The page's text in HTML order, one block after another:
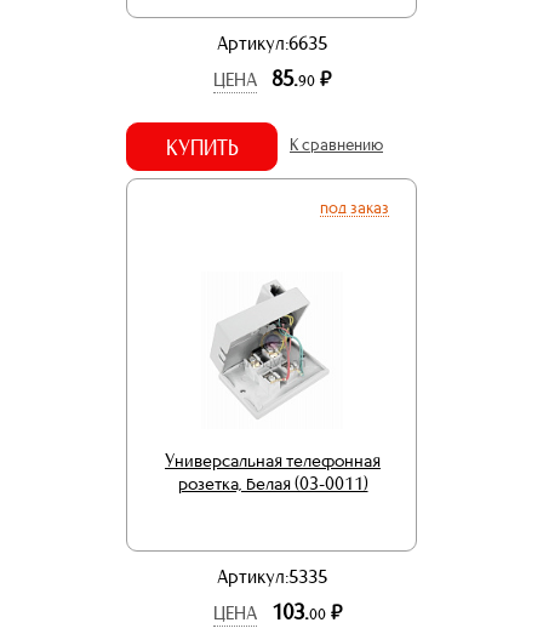
Артикул:6635
ЦЕНА
85.90 р.
КУПИТЬ К сравнению
под заказ
Универсальная телефонная
розетка, белая (03-0011)
Артикул:5335
ЦЕНА
103.00 р.